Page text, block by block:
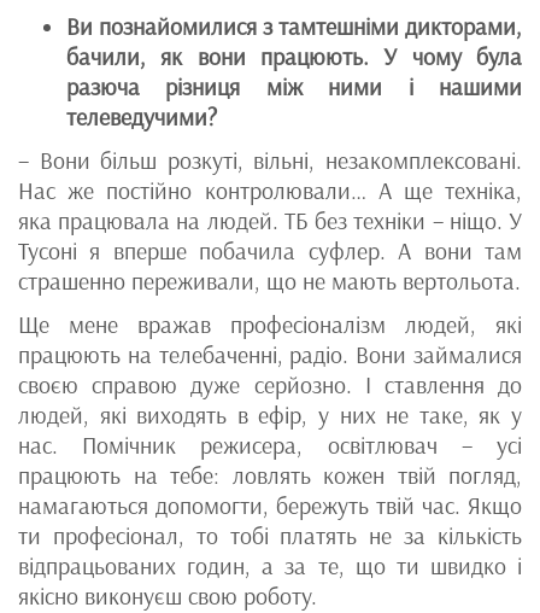
Ви познайомилися з тамтешніми дикторами,
бачили, як вони працюють. У чому була
разюча різниця між ними і нашими
телеведучими?
– Вони більш розкуті, вільні, незакомплексовані.
Нас же постійно контролювали… А ще техніка,
яка працювала на людей. ТБ без техніки – ніщо. У
Тусоні я вперше побачила суфлер. А вони там
страшенно переживали, що не мають вертольота.
Ще мене вражав професіоналізм людей, які
працюють на телебаченні, радіо. Вони займалися
своєю справою дуже серйозно. І ставлення до
людей, які виходять в ефір, у них не таке, як у
нас. Помічник режисера, освітлювач – усі
працюють на тебе: ловлять кожен твій погляд,
намагаються допомогти, бережуть твій час. Якщо
ти професіонал, то тобі платять не за кількість
відпрацьованих годин, а за те, що ти швидко і
якісно виконуєш свою роботу.